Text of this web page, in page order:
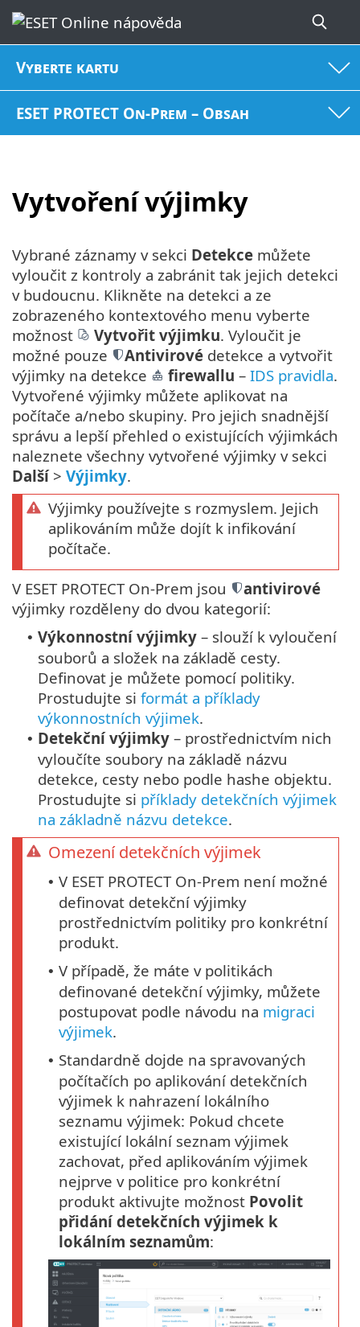
Vyberte kartu
ESET PROTECT On-Prem – Obsah
Vytvoření výjimky
Vybrané záznamy v sekci Detekce můžete
vyloučit z kontroly a zabránit tak jejich detekci
v budoucnu. Klikněte na detekci a ze
zobrazeného kontextového menu vyberte
možnost
Vytvořit výjimku. Vyloučit je
možné pouze
Antivirové detekce a vytvořit
výjimky na detekce
firewallu – IDS pravidla.
Vytvořené výjimky můžete aplikovat na
počítače a/nebo skupiny. Pro jejich snadnější
správu a lepší přehled o existujících výjimkách
naleznete všechny vytvořené výjimky v sekci
Další> Výjimky.
Výjimky používejte s rozmyslem. Jejich
aplikováním může dojít k infikování
počítače.
V ESET PROTECT On-Prem jsou
antivirové
výjimky rozděleny do dvou kategorií:
• Výkonnostní výjimky – slouží k vyloučení
souborů a složek na základě cesty.
Definovat je můžete pomocí politiky.
Prostudujte si formát a příklady
výkonnostních výjimek.
• Detekční výjimky – prostřednictvím nich
vyloučíte soubory na základě názvu
detekce, cesty nebo podle hashe objektu.
Prostudujte si příklady detekčních výjimek
na základně názvu detekce.
Omezení detekčních výjimek
• V ESET PROTECT On-Prem není možné
definovat detekční výjimky
prostřednictvím politiky pro konkrétní
produkt.
• V případě, že máte v politikách
definované detekční výjimky, můžete
postupovat podle návodu na migraci
výjimek.
• Standardně dojde na spravovaných
počítačích po aplikování detekčních
výjimek k nahrazení lokálního
seznamu výjimek: Pokud chcete
existující lokální seznam výjimek
zachovat, před aplikováním výjimek
nejprve v politice pro konkrétní
produkt aktivujte možnost Povolit
přidání detekčních výjimek k
lokálním seznamům: